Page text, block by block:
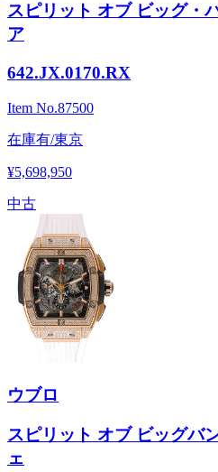
スピリット オブ ビッグ・
ア
642.JX.0170.RX
Item No.87500
在庫有/東京
¥5,698,950
中古
ウブロ
スピリット オブ ビッグバ
ェ